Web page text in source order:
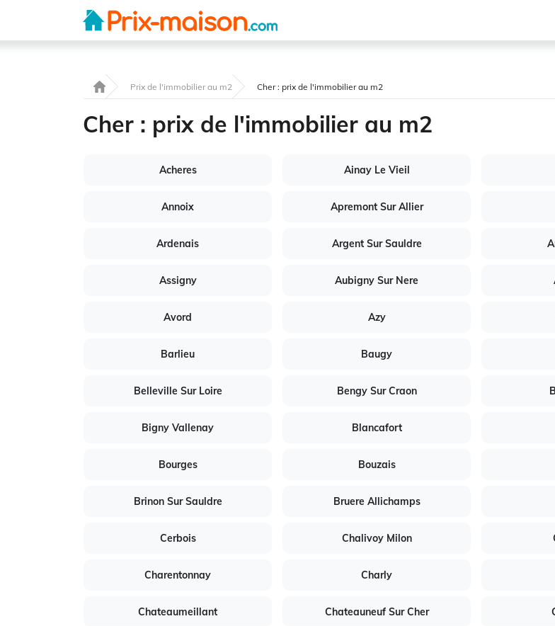
Prix de l'immobilier au m2 Cher : prix de l'immobilier au m2
Cher : prix de l'immobilier au m2
Acheres Ainay Le Vieil
Annoix Apremont Sur Allier
Ardenais Argent Sur Sauldre
Assigny Aubigny Sur Nere
Avord Azy
Barlieu Baugy
Belleville Sur Loire Bengy Sur Craon
Bigny Vallenay Blancafort
Bourges Bouzais
Brinon Sur Sauldre Bruere Allichamps
Cerbois Chalivoy Milon
Charentonnay Charly
Chateaumeillant Chateauneuf Sur Cher